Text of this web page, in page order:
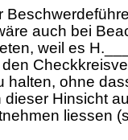
auch bei
weil es
halten, ohne
Hinsicht
liessen